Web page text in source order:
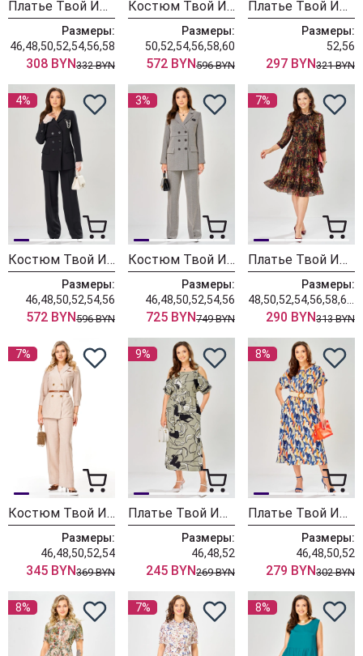
Платье Твой Имидж 2464 синий с принтом
Размеры:
46,48,50,52,54,56,58
308 BYN332 BYN
Костюм Твой Имидж 2452 черный
Размеры:
50,52,54,56,58,60
572 BYN596 BYN
Платье Твой Имидж 2444 светло-бежевый
Размеры:
52,56
297 BYN321 BYN
4%
Костюм Твой Имидж 2450 черный
Размеры:
46,48,50,52,54,56
572 BYN596 BYN
3%
Костюм Твой Имидж 2448 черно-белый
Размеры:
46,48,50,52,54,56
725 BYN749 BYN
7%
Платье Твой Имидж 2465
Размеры:
290 BYN313 BYN
7%
Костюм Твой Имидж 2412
Размеры:
46,48,50,52,54
345 BYN369 BYN
9%
Платье Твой Имидж 2472 светлый хаки с принтом
Размеры:
46,48,52
245 BYN269 BYN
8%
Платье Твой Имидж 2467
Размеры:
46,48,50,52
279 BYN302 BYN
8% 7% 8%